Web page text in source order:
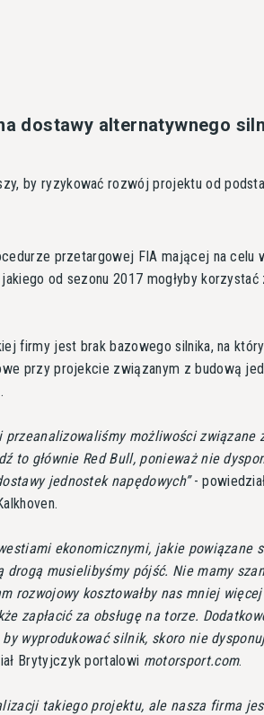
dostawy alternatywnego
by ryzykować rozwój projektu od
przetargowej FIA mającej na celu
od sezonu 2017 mogłyby korzystać
firmy jest brak bazowego silnika, na
przy projekcie związanym z budową
możliwości związane
to głównie Red Bull, ponieważ nie
jednostek napędowych -
ekonomicznymi, jakie powiązane
musielibyśmy pójść. Nie mamy
rozwojowy kosztowałby nas mniej
zapłacić za obsługę na torze.
wyprodukować silnik, skoro nie
Brytyjczyk portalowi motorsport.com.
takiego projektu, ale nasza firma